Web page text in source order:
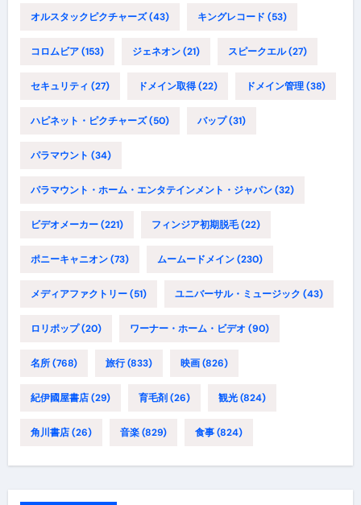
オルスタックピクチャーズ(43) キングレコード (53)
コロムビア(153) ジェネオン(21) スピークエル(27)
セキュリティ (27) ドメイン取得(22) ドメイン管理(38)
ハピネット・ピクチャーズ(50) バップ(31)
パラマウント (34)
パラマウント・ホーム・エンタテインメント・ジャパン(32)
ビデオメーカー(221) フィンジア初期脱毛(22)
ポニーキャニオン(73) ムームードメイン(230)
メディアファクトリー(51) ユニバーサル・ミュージック (43)
ロリポップ(20) ワーナー・ホーム・ビデオ (90)
名所(768) 旅行(833) 映画(826)
紀伊國屋書店(29) 育毛剤 (26) 観光(824)
角川書店(26) 音楽(829) 食事(824)